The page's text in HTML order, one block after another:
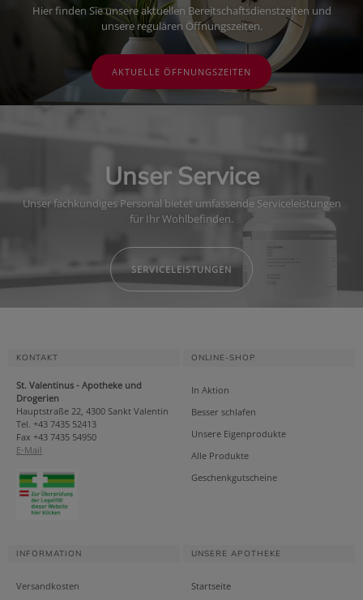
Hier finden Sie unsere aktuellen Bereitschaftsdienstzeiten und
unsere regulären Öffnungszeiten.
AKTUELLE ÖFFNUNGSZEITEN
Unser Service
Unser fachkundiges Personal bietet umfassende Serviceleistungen
für Ihr Wohlbefinden.
SERVICELEISTUNGEN
KONTAKT
St. Valentinus - Apotheke und
Drogerien
Hauptstraße 22, 4300 Sankt Valentin
Tel. +43 7435 52413
Fax +43 7435 54950
E-Mail
ONLINE-SHOP
In Aktion
Besser schlafen
Unsere Eigenprodukte
Alle Produkte
Geschenkgutscheine
INFORMATION
Versandkosten
UNSERE APOTHEKE
Startseite